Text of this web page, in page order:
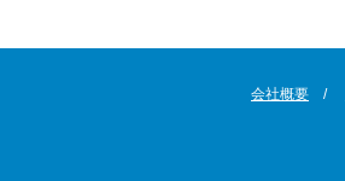
会社概要